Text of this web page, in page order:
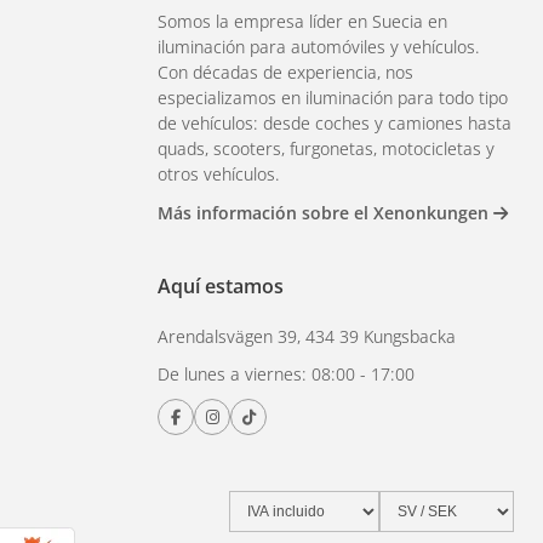
Somos la empresa líder en Suecia en
iluminación para automóviles y vehículos.
Con décadas de experiencia, nos
especializamos en iluminación para todo tipo
de vehículos: desde coches y camiones hasta
quads, scooters, furgonetas, motocicletas y
otros vehículos.
Más información sobre el Xenonkungen
Aquí estamos
Arendalsvägen 39, 434 39 Kungsbacka
De lunes a viernes: 08:00 - 17:00